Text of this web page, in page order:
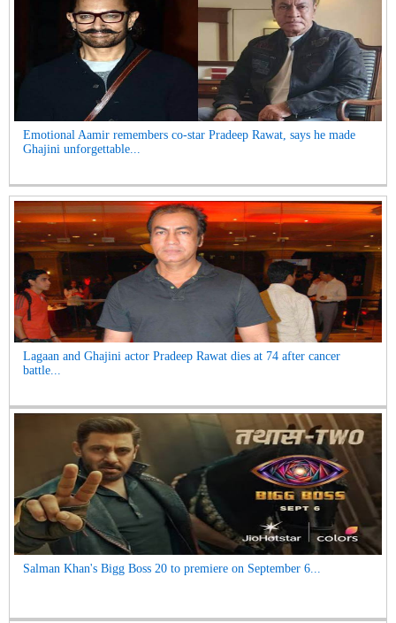
Emotional Aamir remembers co-star Pradeep Rawat, says he made
Ghajini unforgettable...
Lagaan and Ghajini actor Pradeep Rawat dies at 74 after cancer
battle...
Salman Khan's Bigg Boss 20 to premiere on September 6...